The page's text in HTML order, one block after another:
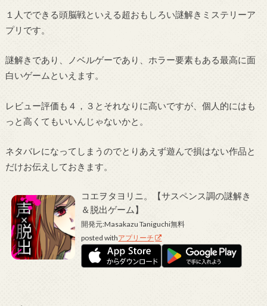
１人でできる頭脳戦といえる超おもしろい謎解きミステリーア
プリです。
謎解きであり、ノベルゲーであり、ホラー要素もある最高に面
白いゲームといえます。
レビュー評価も４，３とそれなりに高いですが、個人的にはも
っと高くてもいいんじゃないかと。
ネタバレになってしまうのでとりあえず遊んで損はない作品と
だけお伝えしておきます。
コエヲタヨリニ。【サスペンス調の謎解き
＆脱出ゲーム】
開発元:Masakazu Taniguchi無料
posted withアプリーチ